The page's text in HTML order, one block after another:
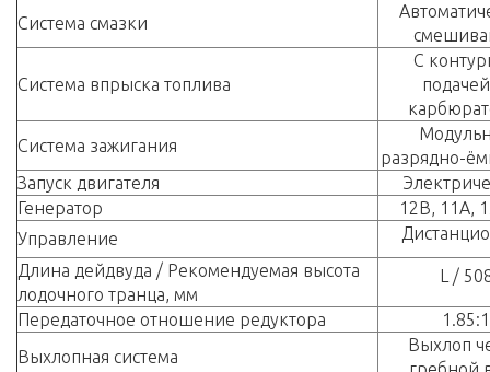
Система смазки
Система впрыска топлива
С
Система зажигания
разрядно-
Запуск двигателя
Генератор
12В, 11А,
Управление
Длина дейдвуда / Рекомендуемая высота
лодочного транца, мм
L /
Передаточное отношение редуктора
1.85:1
Выхлопная система
Выхлоп